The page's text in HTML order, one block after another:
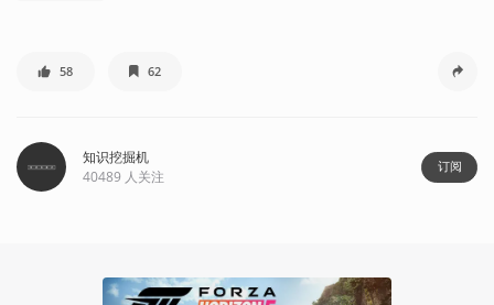
58 62
知识挖掘机
40489 人关注
订阅